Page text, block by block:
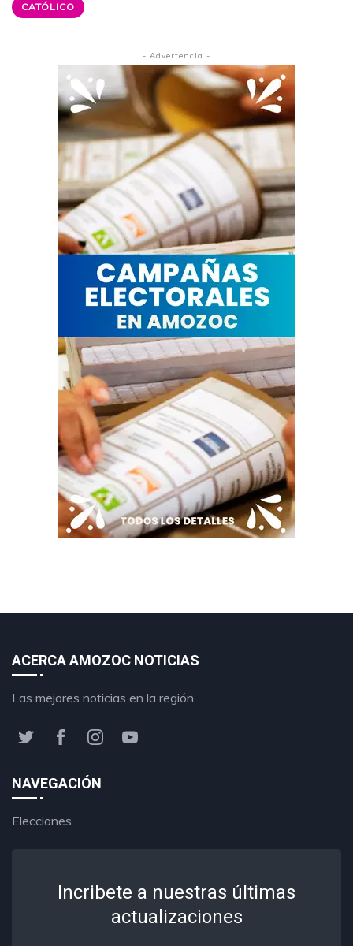
CATÓLICO
- Advertencia -
ACERCA AMOZOC NOTICIAS
Las mejores noticias en la región
NAVEGACIÓN
Elecciones
Incribete a nuestras últimas
actualizaciones